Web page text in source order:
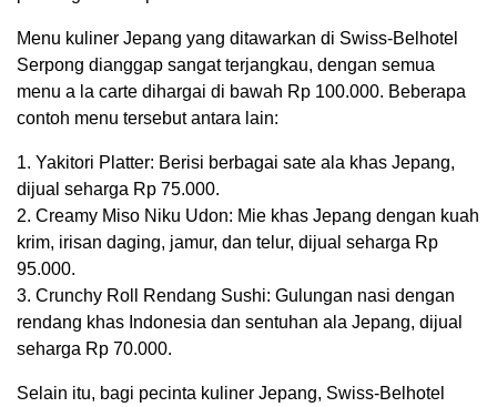
Menu kuliner Jepang yang ditawarkan di Swiss-Belhotel
Serpong dianggap sangat terjangkau, dengan semua
menu a la carte dihargai di bawah Rp 100.000. Beberapa
contoh menu tersebut antara lain:
1. Yakitori Platter: Berisi berbagai sate ala khas Jepang,
dijual seharga Rp 75.000.
2. Creamy Miso Niku Udon: Mie khas Jepang dengan kuah
krim, irisan daging, jamur, dan telur, dijual seharga Rp
95.000.
3. Crunchy Roll Rendang Sushi: Gulungan nasi dengan
rendang khas Indonesia dan sentuhan ala Jepang, dijual
seharga Rp 70.000.
Selain itu, bagi pecinta kuliner Jepang, Swiss-Belhotel